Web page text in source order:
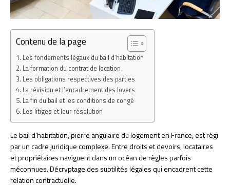
Contenu de la page
Les fondements légaux du bail d’habitation
La formation du contrat de location
Les obligations respectives des parties
La révision et l’encadrement des loyers
La fin du bail et les conditions de congé
Les litiges et leur résolution
Le bail d’habitation, pierre angulaire du logement en France, est régi
par un cadre juridique complexe. Entre droits et devoirs, locataires
et propriétaires naviguent dans un océan de règles parfois
méconnues. Décryptage des subtilités légales qui encadrent cette
relation contractuelle.